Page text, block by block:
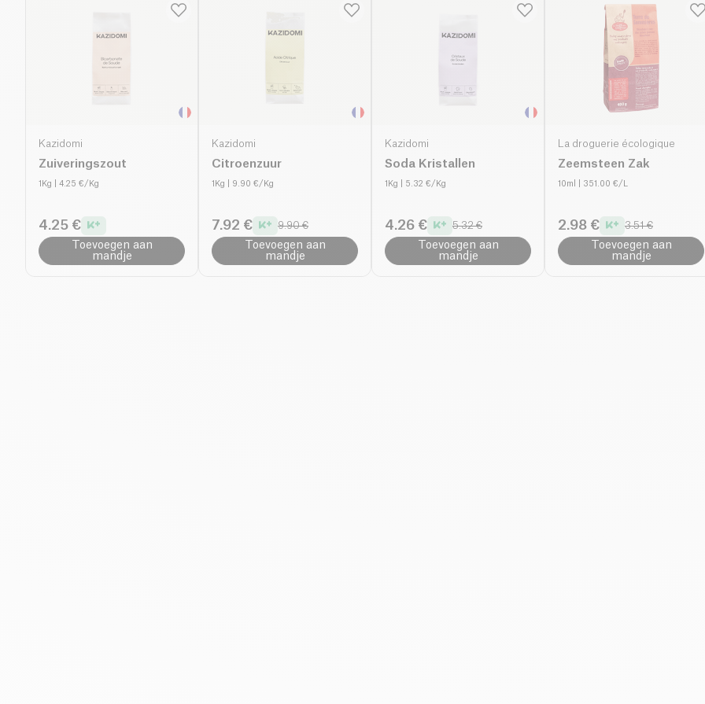
Kazidomi
Zuiveringszout
1Kg | 4.25 €/Kg
4.25 €
Toevoegen aan
mandje
Kazidomi
Citroenzuur
1Kg | 9.90 €/Kg
7.92 € 9.90 €
Toevoegen aan
mandje
Kazidomi
Soda Kristallen
1Kg | 5.32 €/Kg
4.26 € 5.32 €
Toevoegen aan
mandje
La droguerie écologique
Zeemsteen Zak
10ml | 351.00 €/L
2.98 € 3.51 €
Toevoegen aan
mandje